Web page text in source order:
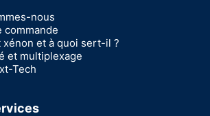
nous
commande
et à quoi sert-il ?
et multiplexage
Tech